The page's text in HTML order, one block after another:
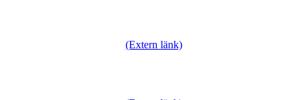
(Extern länk)